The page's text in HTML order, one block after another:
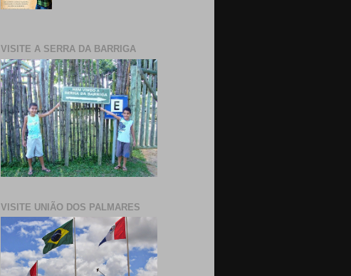
VISITE A SERRA DA BARRIGA
VISITE UNIÃO DOS PALMARES